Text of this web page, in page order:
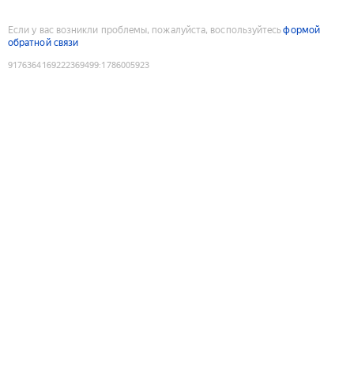
Если у вас возникли проблемы, пожалуйста, воспользуйтесьформой
обратной связи
9176364169222369499:1786005923